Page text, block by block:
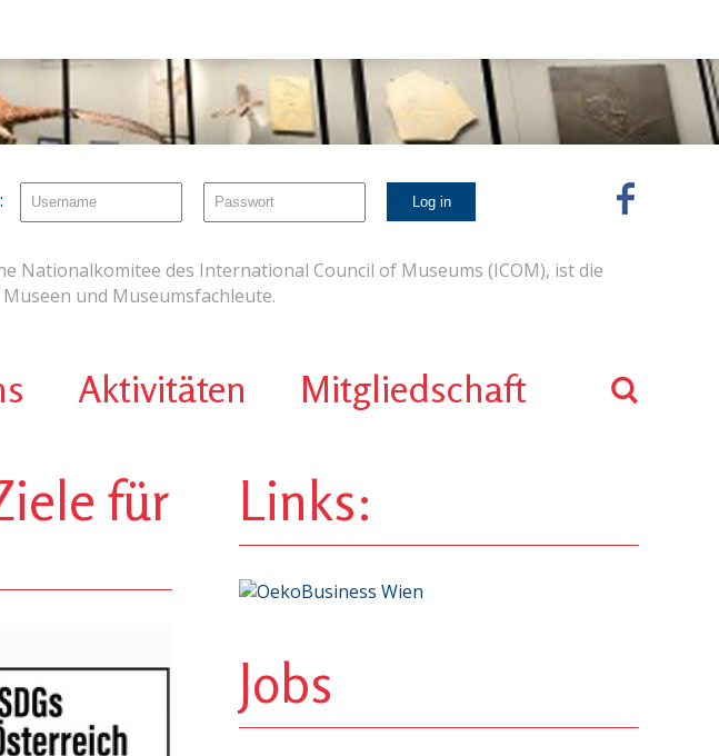
Nationalkomitee des International Council of Museums (ICOM), ist die
und Museumsfachleute.
Aktivitäten Mitgliedschaft
für Links:
Jobs